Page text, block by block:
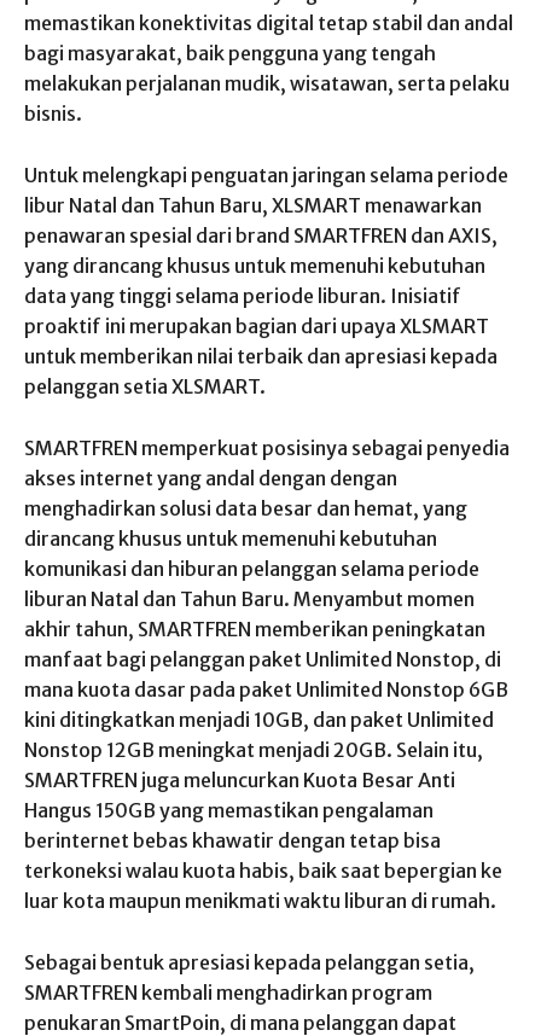
memastikan konektivitas digital tetap stabil dan andal
bagi masyarakat, baik pengguna yang tengah
melakukan perjalanan mudik, wisatawan, serta pelaku
bisnis.
Untuk melengkapi penguatan jaringan selama periode
libur Natal dan Tahun Baru, XLSMART menawarkan
penawaran spesial dari brand SMARTFREN dan AXIS,
yang dirancang khusus untuk memenuhi kebutuhan
data yang tinggi selama periode liburan. Inisiatif
proaktif ini merupakan bagian dari upaya XLSMART
untuk memberikan nilai terbaik dan apresiasi kepada
pelanggan setia XLSMART.
SMARTFREN memperkuat posisinya sebagai penyedia
akses internet yang andal dengan dengan
menghadirkan solusi data besar dan hemat, yang
dirancang khusus untuk memenuhi kebutuhan
komunikasi dan hiburan pelanggan selama periode
liburan Natal dan Tahun Baru. Menyambut momen
akhir tahun, SMARTFREN memberikan peningkatan
manfaat bagi pelanggan paket Unlimited Nonstop, di
mana kuota dasar pada paket Unlimited Nonstop 6GB
kini ditingkatkan menjadi 10GB, dan paket Unlimited
Nonstop 12GB meningkat menjadi 20GB. Selain itu,
SMARTFREN juga meluncurkan Kuota Besar Anti
Hangus 150GB yang memastikan pengalaman
berinternet bebas khawatir dengan tetap bisa
terkoneksi walau kuota habis, baik saat bepergian ke
luar kota maupun menikmati waktu liburan di rumah.
Sebagai bentuk apresiasi kepada pelanggan setia,
SMARTFREN kembali menghadirkan program
penukaran SmartPoin, di mana pelanggan dapat